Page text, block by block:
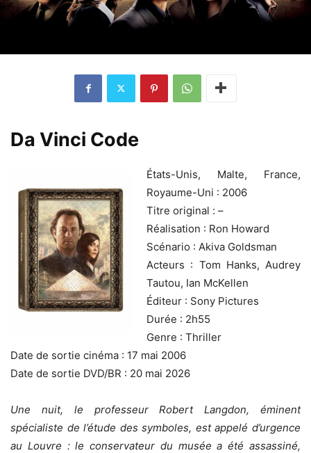
Da Vinci Code
États-Unis, Malte, France,
Royaume-Uni : 2006
Titre original : –
Réalisation : Ron Howard
Scénario : Akiva Goldsman
Acteurs : Tom Hanks, Audrey
Tautou, Ian McKellen
Éditeur : Sony Pictures
Durée : 2h55
Genre : Thriller
Date de sortie cinéma : 17 mai 2006
Date de sortie DVD/BR : 20 mai 2026
Une nuit, le professeur Robert Langdon, éminent
spécialiste de l’étude des symboles, est appelé d’urgence
au Louvre : le conservateur du musée a été assassiné,